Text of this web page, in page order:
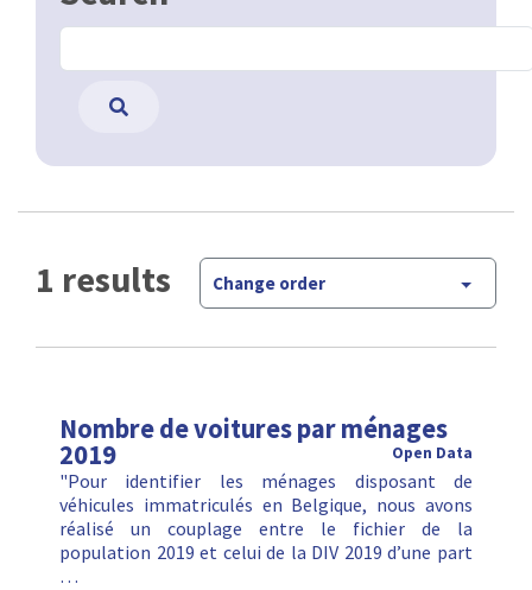
1 results Change order
Nombre de voitures par ménages
2019 Open Data
"Pour identifier les ménages disposant de
véhicules immatriculés en Belgique, nous avons
réalisé un couplage entre le fichier de la
population 2019 et celui de la DIV 2019 d’une part
…